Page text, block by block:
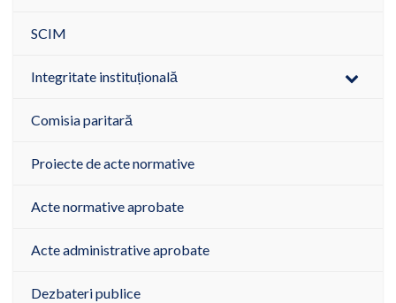
SCIM
Integritate instituțională
Comisia paritară
Proiecte de acte normative
Acte normative aprobate
Acte administrative aprobate
Dezbateri publice